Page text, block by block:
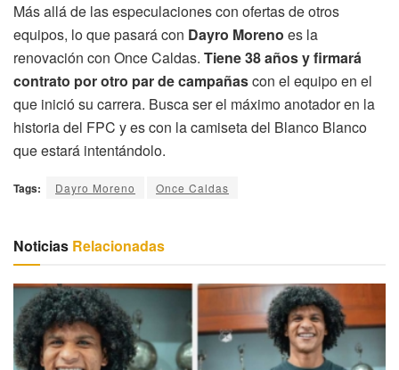
Más allá de las especulaciones con ofertas de otros
equipos, lo que pasará con Dayro Moreno es la
renovación con Once Caldas. Tiene 38 años y firmará
contrato por otro par de campañascon el equipo en el
que inició su carrera. Busca ser el máximo anotador en la
historia del FPC y es con la camiseta del Blanco Blanco
que estará intentándolo.
Tags: Dayro Moreno Once Caldas
Noticias Relacionadas